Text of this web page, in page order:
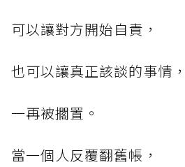
可以讓對方開始自責，
也可以讓真正該談的事情，
一再被擱置。
當一個人反覆翻舊帳，